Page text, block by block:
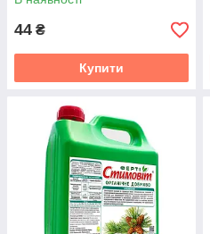
44 ₴
Купити